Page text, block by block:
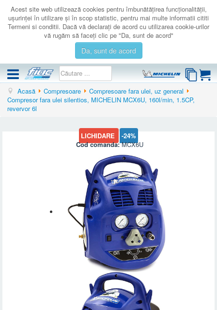
Acest site web utilizează cookies pentru îmbunătăţirea funcţionalităţii,
uşurinţei în utilizare şi în scop statistic, pentru mai multe informatii cititi
Termeni si conditii. Dacă vă declaraţi de acord cu utilizarea cookie-urilor
vă rugăm să faceţi clic pe "Da, sunt de acord"
Da, sunt de acord
COMPRESOARE
ACCESORII
Acasă Compresoare
Compresoare fara ulei, uz general
Compresor fara ulei silentios, MICHELIN MCX6U, 160l/min, 1.5CP,
revervor 6l
LICHIDARE
-24%
Cod comanda:MCX6U